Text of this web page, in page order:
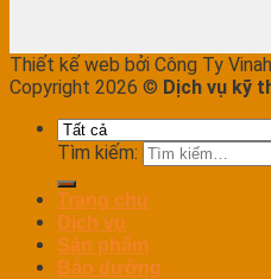
Thiết kế web bởi Công Ty
Copyright 2026 © Dịch vụ kỹ
Tìm kiếm:
Trang chủ
Dịch vụ
Sản phẩm
Bảo dưỡng